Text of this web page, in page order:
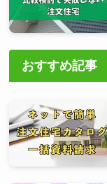
おすすめ記事